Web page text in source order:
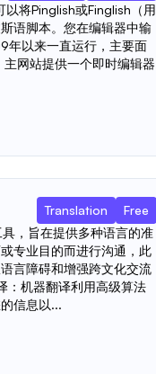
将Pinglish或Finglish（用
语脚本。您在编辑器中输
年以来一直运行，主要面
网站提供一个即时编辑器
Translation
Free
，旨在提供多种语言的准
专业目的而进行沟通，此
言障碍和增强跨文化交流
：机器翻译利用高级算法
信息以...